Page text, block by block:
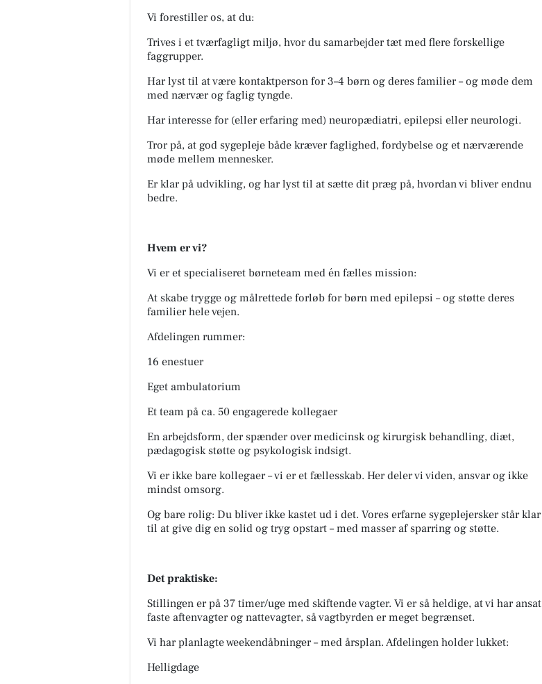
Vi forestiller os, at du:
Trives i et tværfagligt miljø, hvor du samarbejder tæt med flere forskellige
faggrupper.
Har lyst til at være kontaktperson for 3–4 børn og deres familier – og møde dem
med nærvær og faglig tyngde.
Har interesse for (eller erfaring med) neuropædiatri, epilepsi eller neurologi.
Tror på, at god sygepleje både kræver faglighed, fordybelse og et nærværende
møde mellem mennesker.
Er klar på udvikling, og har lyst til at sætte dit præg på, hvordan vi bliver endnu
bedre.
Hvem er vi?
Vi er et specialiseret børneteam med én fælles mission:
At skabe trygge og målrettede forløb for børn med epilepsi – og støtte deres
familier hele vejen.
Afdelingen rummer:
16 enestuer
Eget ambulatorium
Et team på ca. 50 engagerede kollegaer
En arbejdsform, der spænder over medicinsk og kirurgisk behandling, diæt,
pædagogisk støtte og psykologisk indsigt.
Vi er ikke bare kollegaer – vi er et fællesskab. Her deler vi viden, ansvar og ikke
mindst omsorg.
Og bare rolig: Du bliver ikke kastet ud i det. Vores erfarne sygeplejersker står klar
til at give dig en solid og tryg opstart – med masser af sparring og støtte.
Det praktiske:
Stillingen er på 37 timer/uge med skiftende vagter. Vi er så heldige, at vi har ansat
faste aftenvagter og nattevagter, så vagtbyrden er meget begrænset.
Vi har planlagte weekendåbninger – med årsplan. Afdelingen holder lukket:
Helligdage